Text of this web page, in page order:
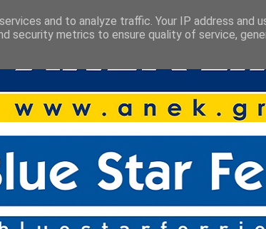
and to analyze traffic. Your IP address and
security metrics to ensure quality of service,